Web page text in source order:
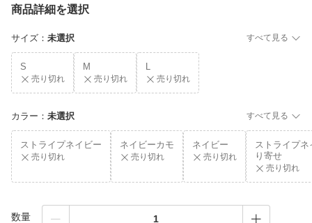
商品詳細を選択
サイズ ： 未選択 すべて見る
S
売り切れ
M
売り切れ
L
売り切れ
カラー ： 未選択 すべて見る
ストライプネイビー
売り切れ
ネイビーカモ
売り切れ
ネイビー
売り切れ
ストライプネ
り寄せ
売り切れ
数量